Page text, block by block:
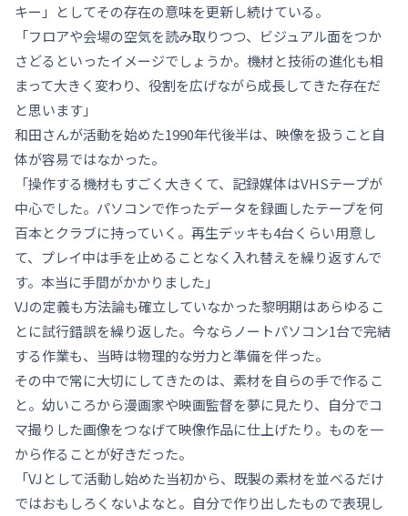
キー」としてその存在の意味を更新し続けている。
「フロアや会場の空気を読み取りつつ、ビジュアル面をつか
さどるといったイメージでしょうか。機材と技術の進化も相
まって大きく変わり、役割を広げながら成長してきた存在だ
と思います」
和田さんが活動を始めた1990年代後半は、映像を扱うこと自
体が容易ではなかった。
「操作する機材もすごく大きくて、記録媒体はVHSテープが
中心でした。パソコンで作ったデータを録画したテープを何
百本とクラブに持っていく。再生デッキも4台くらい用意し
て、プレイ中は手を止めることなく入れ替えを繰り返すんで
す。本当に手間がかかりました」
VJの定義も方法論も確立していなかった黎明期はあらゆるこ
とに試行錯誤を繰り返した。今ならノートパソコン1台で完結
する作業も、当時は物理的な労力と準備を伴った。
その中で常に大切にしてきたのは、素材を自らの手で作るこ
と。幼いころから漫画家や映画監督を夢に見たり、自分でコ
マ撮りした画像をつなげて映像作品に仕上げたり。ものを一
から作ることが好きだった。
「VJとして活動し始めた当初から、既製の素材を並べるだけ
ではおもしろくないよなと。自分で作り出したもので表現し